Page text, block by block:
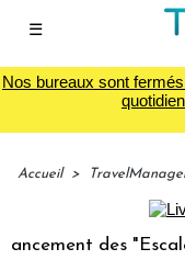
☰
Nos bureaux sont
Accueil >
des "Escales